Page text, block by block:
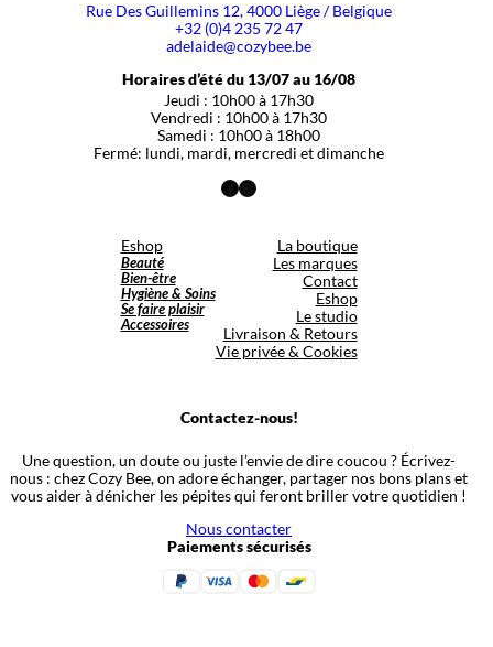
Rue Des Guillemins 12, 4000 Liège / Belgique
+32 (0)4 235 72 47
adelaide@cozybee.be
Horaires d’été du 13/07 au 16/08
Jeudi : 10h00 à 17h30
Vendredi : 10h00 à 17h30
Samedi : 10h00 à 18h00
Fermé: lundi, mardi, mercredi et dimanche
Facebook
Instagram
Eshop
Beauté
Bien-être
Hygiène & Soins
Se faire plaisir
Accessoires
La boutique
Les marques
Contact
Eshop
Le studio
Livraison & Retours
Vie privée & Cookies
Contactez-nous!
Une question, un doute ou juste l’envie de dire coucou ? Écrivez-
nous : chez Cozy Bee, on adore échanger, partager nos bons plans et
vous aider à dénicher les pépites qui feront briller votre quotidien !
Nous contacter
Paiements sécurisés